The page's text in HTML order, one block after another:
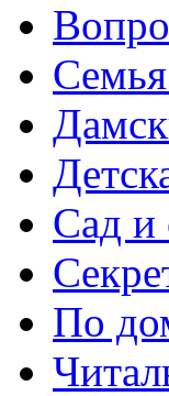
Сад и
По